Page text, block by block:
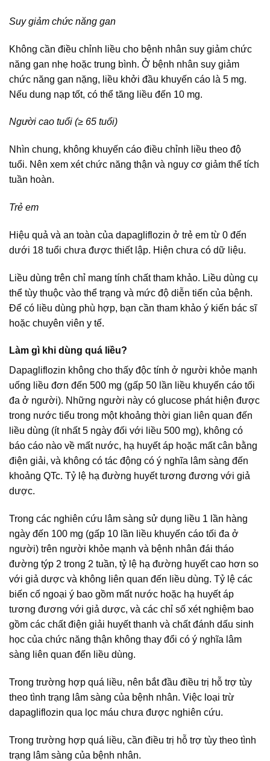
Suy giảm chức năng gan
Không cần điều chỉnh liều cho bệnh nhân suy giảm chức
năng gan nhẹ hoặc trung bình. Ở bệnh nhân suy giảm
chức năng gan nặng, liều khởi đầu khuyến cáo là 5 mg.
Nếu dung nạp tốt, có thể tăng liều đến 10 mg.
Người cao tuổi (≥ 65 tuổi)
Nhìn chung, không khuyến cáo điều chỉnh liều theo độ
tuổi. Nên xem xét chức năng thận và nguy cơ giảm thể tích
tuần hoàn.
Trẻ em
Hiệu quả và an toàn của dapagliflozin ở trẻ em từ 0 đến
dưới 18 tuổi chưa được thiết lập. Hiện chưa có dữ liệu.
Liều dùng trên chỉ mang tính chất tham khảo. Liều dùng cụ
thể tùy thuộc vào thể trạng và mức độ diễn tiến của bệnh.
Để có liều dùng phù hợp, bạn cần tham khảo ý kiến bác sĩ
hoặc chuyên viên y tế.
Làm gì khi dùng quá liều?
Dapagliflozin không cho thấy độc tính ở người khỏe mạnh
uống liều đơn đến 500 mg (gấp 50 lần liều khuyến cáo tối
đa ở người). Những người này có glucose phát hiện được
trong nước tiểu trong một khoảng thời gian liên quan đến
liều dùng (ít nhất 5 ngày đối với liều 500 mg), không có
báo cáo nào về mất nước, hạ huyết áp hoặc mất cân bằng
điện giải, và không có tác động có ý nghĩa lâm sàng đến
khoảng QTc. Tỷ lệ hạ đường huyết tương đương với giả
dược.
Trong các nghiên cứu lâm sàng sử dụng liều 1 lần hàng
ngày đến 100 mg (gấp 10 lần liều khuyến cáo tối đa ở
người) trên người khỏe mạnh và bệnh nhân đái tháo
đường týp 2 trong 2 tuần, tỷ lệ hạ đường huyết cao hơn so
với giả dược và không liên quan đến liều dùng. Tỷ lệ các
biến cố ngoại ý bao gồm mất nước hoặc hạ huyết áp
tương đương với giả dược, và các chỉ số xét nghiệm bao
gồm các chất điện giải huyết thanh và chất đánh dấu sinh
học của chức năng thận không thay đổi có ý nghĩa lâm
sàng liên quan đến liều dùng.
Trong trường hợp quá liều, nên bắt đầu điều trị hỗ trợ tùy
theo tình trạng lâm sàng của bệnh nhân. Việc loại trừ
dapagliflozin qua lọc máu chưa được nghiên cứu.
Trong trường hợp quá liều, cần điều trị hỗ trợ tùy theo tình
trạng lâm sàng của bệnh nhân.